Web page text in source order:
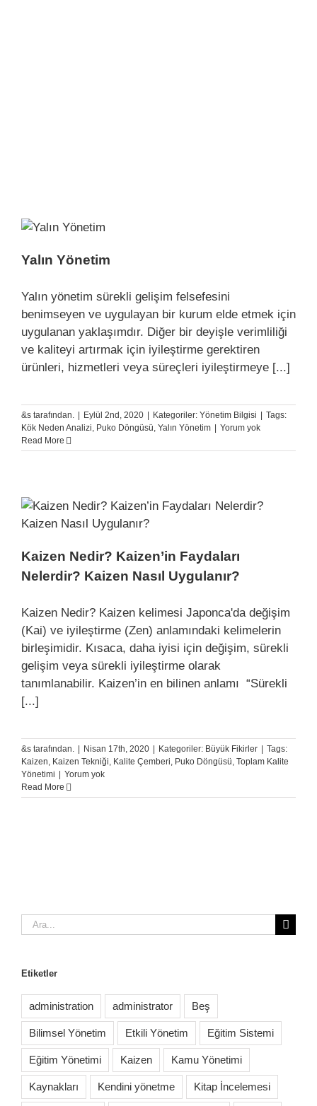
Yalın Yönetim
Yalın yönetim sürekli gelişim felsefesini
benimseyen ve uygulayan bir kurum elde etmek için
uygulanan yaklaşımdır. Diğer bir deyişle verimliliği
ve kaliteyi artırmak için iyileştirme gerektiren
ürünleri, hizmetleri veya süreçleri iyileştirmeye [...]
&s tarafından. Eylül 2nd, 2020 Kategoriler: Yönetim Bilgisi
Tags:
Kök Neden Analizi, Puko Döngüsü, Yalın Yönetim
Yorum yok
Read More
Kaizen Nedir? Kaizen’in Faydaları
Nelerdir? Kaizen Nasıl Uygulanır?
Kaizen Nedir? Kaizen kelimesi Japonca'da değişim
(Kai) ve iyileştirme (Zen) anlamındaki kelimelerin
birleşimidir. Kısaca, daha iyisi için değişim, sürekli
gelişim veya sürekli iyileştirme olarak
tanımlanabilir. Kaizen’in en bilinen anlamı “Sürekli
[...]
&s tarafından. Nisan 17th, 2020 Kategoriler: Büyük Fikirler
Tags:
Kaizen, Kaizen Tekniği, Kalite Çemberi, Puko Döngüsü, Toplam Kalite
Yönetimi
Yorum yok
Read More
Ara:
Etiketler
administration administrator Beş
Bilimsel Yönetim Etkili Yönetim Eğitim Sistemi
Eğitim Yönetimi Kaizen Kamu Yönetimi
Kaynakları Kendini yönetme Kitap İncelemesi